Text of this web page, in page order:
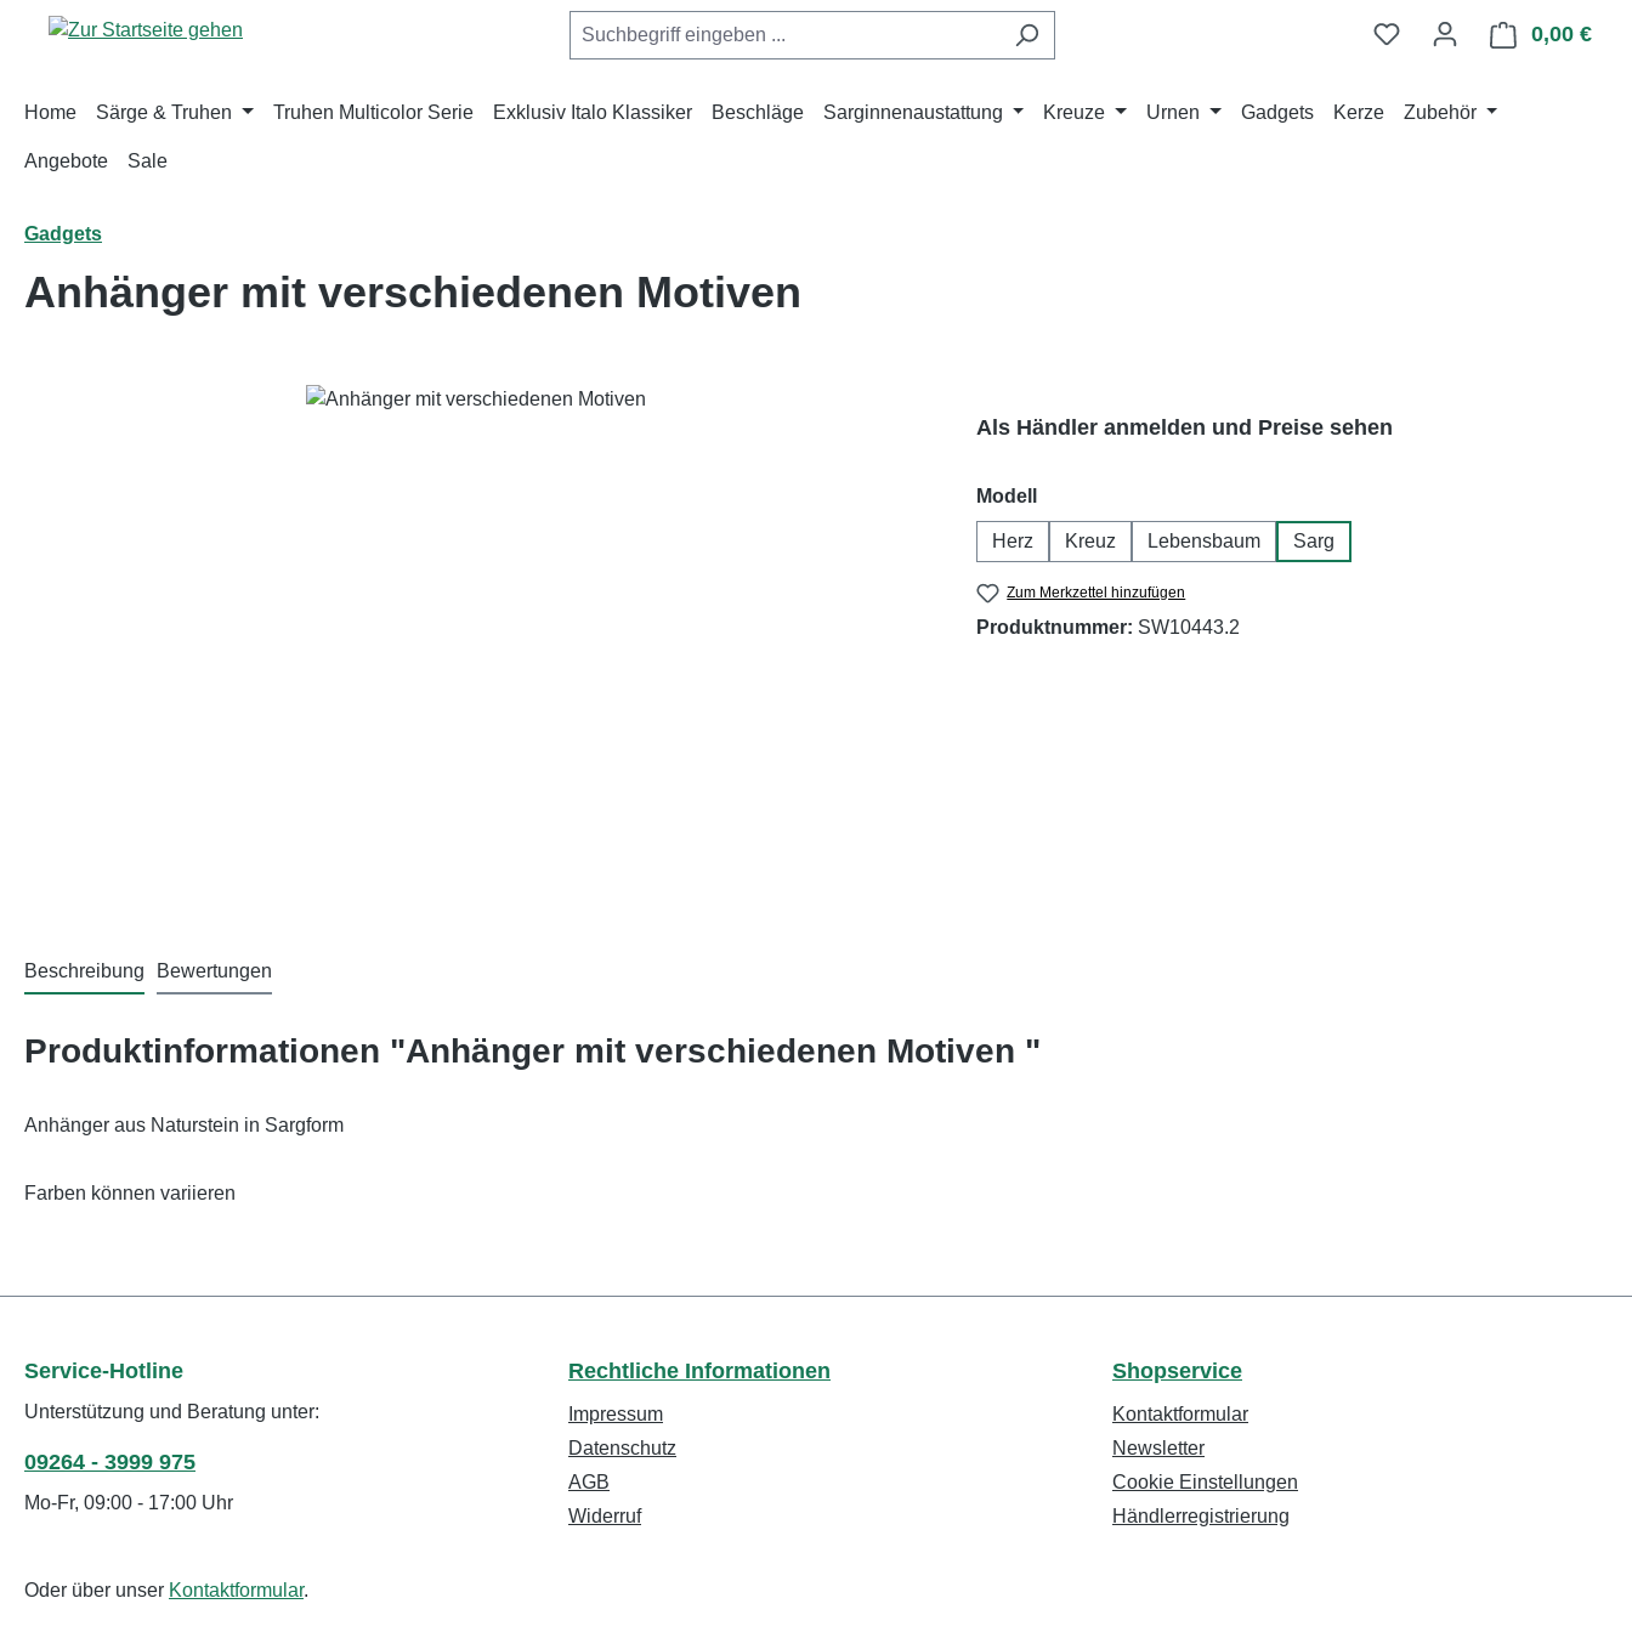
Hauptinhalt springen
Zur Suche springen
Zur Hauptnavigation springen 0,00 €
Home Särge & Truhen Truhen Multicolor Serie Exklusiv Italo Klassiker Beschläge Sarginnenaustattung Kreuze Urnen Gadgets Kerze Zubehör
Angebote Sale
Gadgets
Anhänger mit verschiedenen Motiven
Als Händler anmelden und Preise sehen
Modell auswählen
Herz Kreuz Lebensbaum Sarg
Zum Merkzettel hinzufügen
Produktnummer: SW10443.2
Beschreibung Bewertungen
Produktinformationen "Anhänger mit verschiedenen Motiven "
Anhänger aus Naturstein in Sargform
Farben können variieren
Service-Hotline
Unterstützung und Beratung unter:
09264 - 3999 975
Mo-Fr, 09:00 - 17:00 Uhr
Oder über unser Kontaktformular.
Rechtliche Informationen
Impressum
Datenschutz
AGB
Widerruf
Shopservice
Kontaktformular
Newsletter
Cookie Einstellungen
Händlerregistrierung